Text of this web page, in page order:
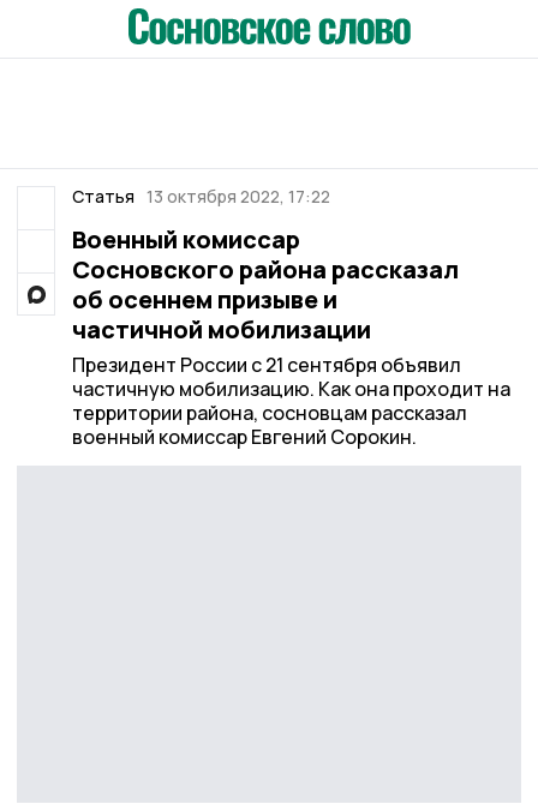
Статья 13 октября 2022, 17:22
Военный комиcсар
Сосновского района рассказал
об осеннем призыве и
частичной мобилизации
Президент России с 21 сентября объявил
частичную мобилизацию. Как она проходит на
территории района, сосновцам рассказал
военный комиссар Евгений Сорокин.